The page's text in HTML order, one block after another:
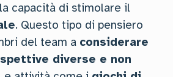
capacità di stimolare il
. Questo tipo di pensiero
del team a considerare
diverse e non